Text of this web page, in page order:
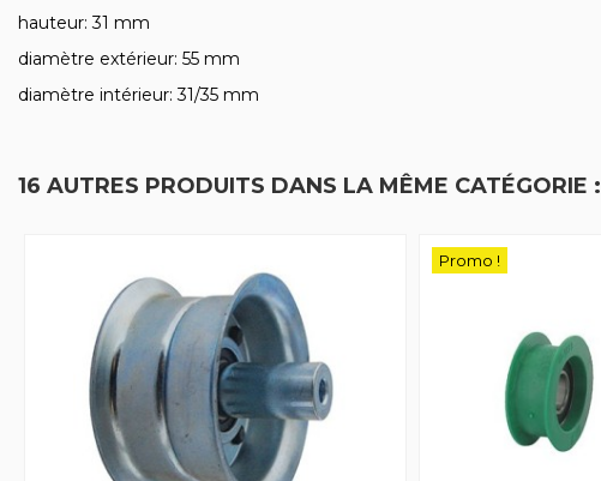
hauteur: 31 mm
diamètre extérieur: 55 mm
diamètre intérieur: 31/35 mm
16 AUTRES PRODUITS DANS LA MÊME CATÉGORIE :
Promo !